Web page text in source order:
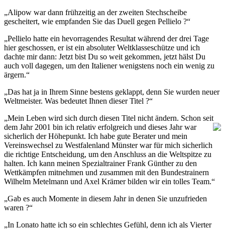
„Alipow war dann frühzeitig an der zweiten Stechscheibe
gescheitert, wie empfanden Sie das Duell gegen Pellielo ?“
„Pellielo hatte ein hevorragendes Resultat während der drei Tage
hier geschossen, er ist ein absoluter Weltklasseschütze und ich
dachte mir dann: Jetzt bist Du so weit gekommen, jetzt hälst Du
auch voll dagegen, um den Italiener wenigstens noch ein wenig zu
ärgern.“
„Das hat ja in Ihrem Sinne bestens geklappt, denn Sie wurden neuer
Weltmeister. Was bedeutet Ihnen dieser Titel ?“
„Mein Leben wird sich durch diesen Titel nicht ändern. Schon seit
dem Jahr 2001 bin ich relativ erfolgreich und dieses Jahr war
sicherlich der Höhepunkt. Ich habe gute Berater und mein
Vereinswechsel zu Westfalenland Münster war für mich sicherlich
die richtige Entscheidung, um den Anschluss an die Weltspitze zu
halten. Ich kann meinen Spezialtrainer Frank Günther zu den
Wettkämpfen mitnehmen und zusammen mit den Bundestrainern
Wilhelm Metelmann und Axel Krämer bilden wir ein tolles Team.“
„Gab es auch Momente in diesem Jahr in denen Sie unzufrieden
waren ?“
„In Lonato hatte ich so ein schlechtes Gefühl, denn ich als Vierter